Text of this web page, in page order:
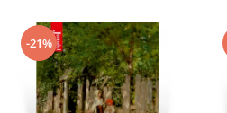
-21%